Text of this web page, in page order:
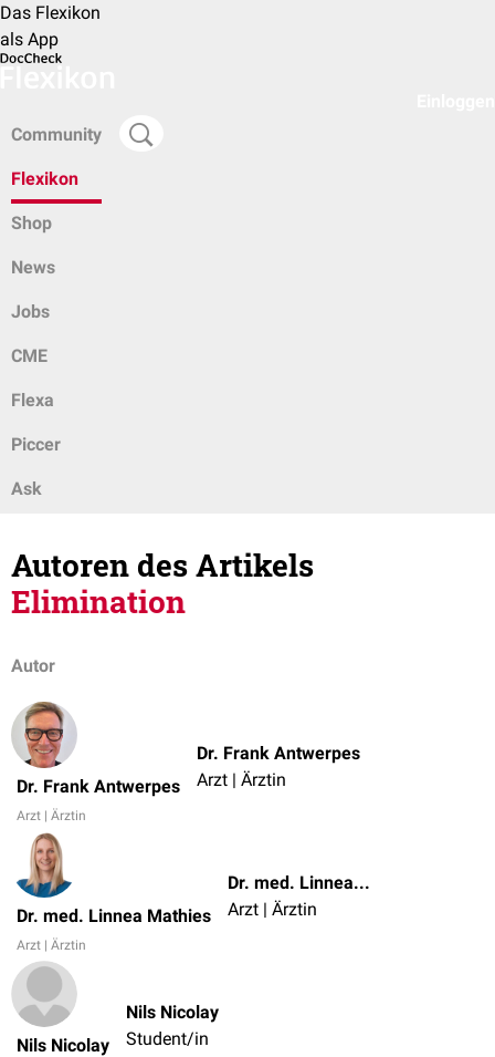
Das Flexikon
als App
Community
Flexikon
Shop
News
Jobs
CME
Flexa
Piccer
Ask
Autoren des Artikels
Elimination
Autor
Dr. Frank Antwerpes
Arzt | Ärztin
Dr. Frank Antwerpes
Arzt | Ärztin
Dr. med. Linnea Mathies
Arzt | Ärztin
Dr. med. Linnea Mathies
Arzt | Ärztin
Nils Nicolay
Nils Nicolay
Student/in